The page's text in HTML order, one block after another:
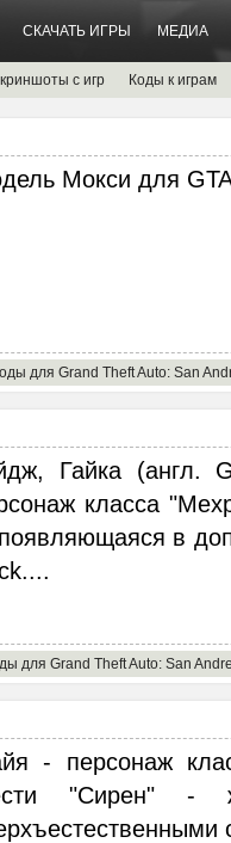
СКАЧАТЬ ИГРЫ МЕДИА
с игр Коды к играм
Мокси для
для Grand Theft Auto: San
Гайка (англ.
класса
в
...
для Grand Theft Auto: San
- персонаж
"Сирен" -